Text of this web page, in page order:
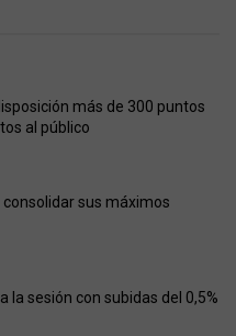
más de 300 puntos
al público
consolidar sus máximos
la sesión con subidas del 0,5%